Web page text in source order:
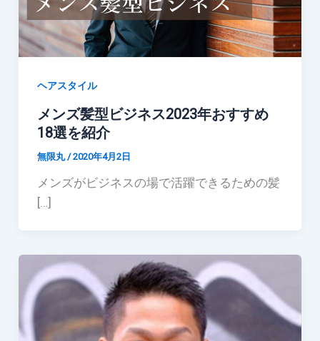
ヘアスタイル
メンズ髪型ビジネス2023年おすすめ
18選を紹介
無限丸 /2020年4月2日
メンズがビジネスの場で活躍できるための髪
[…]